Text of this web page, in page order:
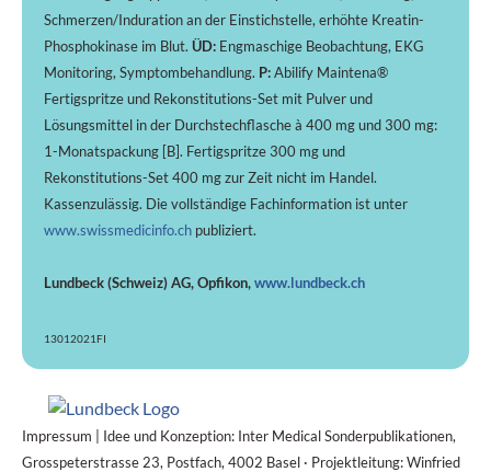
Schmerzen/Induration an der Einstichstelle, erhöhte Kreatin-
Phosphokinase im Blut. ÜD: Engmaschige Beobachtung, EKG
Monitoring, Symptombehandlung. P:Abilify Maintena®
Fertigspritze und Rekonstitutions-Set mit Pulver und
Lösungsmittel in der Durchstechflasche à 400 mg und 300 mg:
1-Monatspackung [B]. Fertigspritze 300 mg und
Rekonstitutions-Set 400 mg zur Zeit nicht im Handel.
Kassenzulässig. Die vollständige Fachinformation ist unter
www.swissmedicinfo.ch publiziert.
Lundbeck (Schweiz) AG, Opfikon,www.lundbeck.ch
13012021FI
Impressum | Idee und Konzeption: Inter Medical Sonderpublikationen,
Grosspeterstrasse 23, Postfach, 4002 Basel · Projektleitung: Winfried